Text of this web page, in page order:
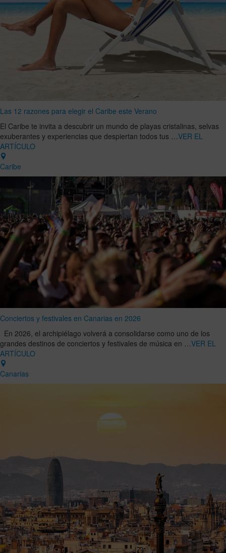
Las 12 razones para elegir el Caribe este Verano
El Caribe te invita a descubrir un mundo de playas cristalinas, selvas
exuberantes y experiencias que despiertan todos tus …VER EL
ARTÍCULO
Caribe
Conciertos y festivales en Canarias en 2026
En 2026, el archipiélago volverá a consolidarse como uno de los
grandes destinos de conciertos y festivales de música en …VER EL
ARTÍCULO
Canarias